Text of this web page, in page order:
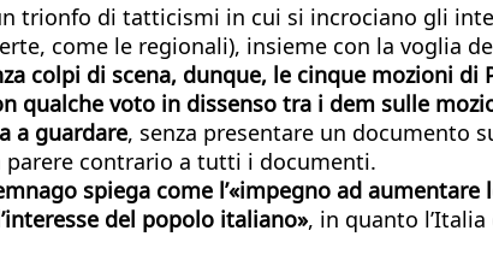
trionfo di tatticismi in cui si incrociano gli
come le regionali), insieme con la voglia
colpi di scena, dunque, le cinque mozioni di
qualche voto in dissenso tra i dem sulle
a guardare, senza presentare un documento
parere contrario a tutti i documenti.
spiega come l’«impegno ad
del popolo italiano», in quanto